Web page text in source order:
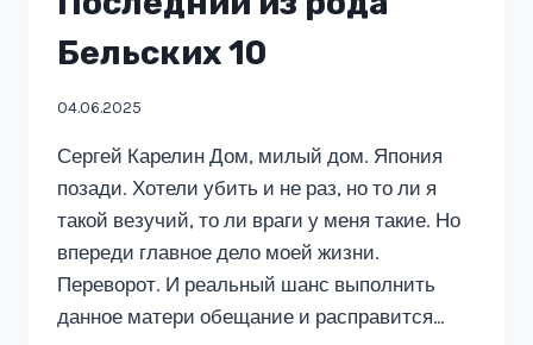
Бельских 10
04.06.2025
Сергей Карелин Дом, милый дом. Япония
позади. Хотели убить и не раз, но то ли я
такой везучий, то ли враги у меня такие. Но
впереди главное дело моей жизни.
Переворот. И реальный шанс выполнить
данное матери обещание и расправится…